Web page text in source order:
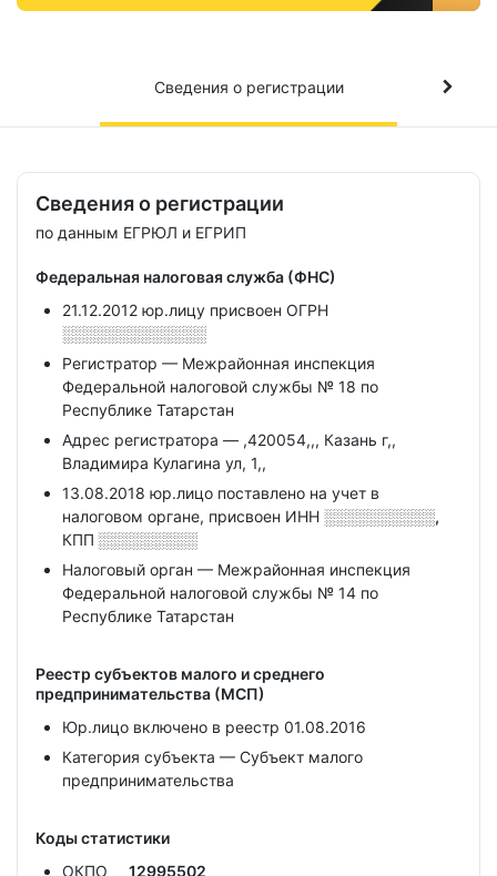
Сведения о регистрации
Сведения о регистрации
по данным ЕГРЮЛ и ЕГРИП
Федеральная налоговая служба (ФНС)
21.12.2012 юр.лицу присвоен ОГРН
░░░░░░░░░░░░░
Регистратор — Межрайонная инспекция
Федеральной налоговой службы № 18 по
Республике Татарстан
Адрес регистратора — ,420054,,, Казань г,,
Владимира Кулагина ул, 1,,
13.08.2018 юр.лицо поставлено на учет в
налоговом органе, присвоен ИНН ░░░░░░░░░░,
КПП ░░░░░░░░░
Налоговый орган — Межрайонная инспекция
Федеральной налоговой службы № 14 по
Республике Татарстан
Реестр субъектов малого и среднего
предпринимательства (МСП)
Юр.лицо включено в реестр 01.08.2016
Категория субъекта — Субъект малого
предпринимательства
Коды статистики
ОКПО
12995502